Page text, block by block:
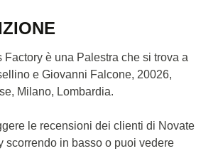
Factory è una Palestra che si trova a
e Giovanni Falcone, 20026,
Milano, Lombardia.
le recensioni dei clienti di Novate
scorrendo in basso o puoi vedere